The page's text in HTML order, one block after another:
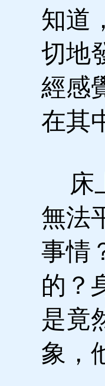
知道
切地
經感
在其
床
無法
事情
的？
是竟
象，